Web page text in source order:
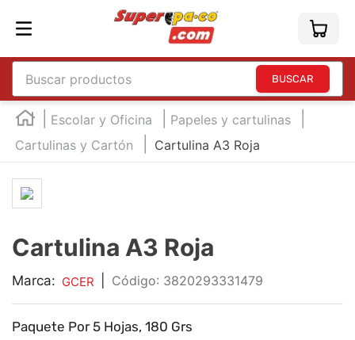
Buscar productos
Escolar y Oficina
Papeles y cartulinas
Cartulinas y Cartón
Cartulina A3 Roja
Cartulina A3 Roja
Marca: GCER : 3820293331479
Paquete Por 5 Hojas, 180 Grs
TÉRMINOS MÁS BUSCADOS
england
2.
marcador e300
3
5.
mouse
6.
marcadores
7.
audifonos
8.
teclado